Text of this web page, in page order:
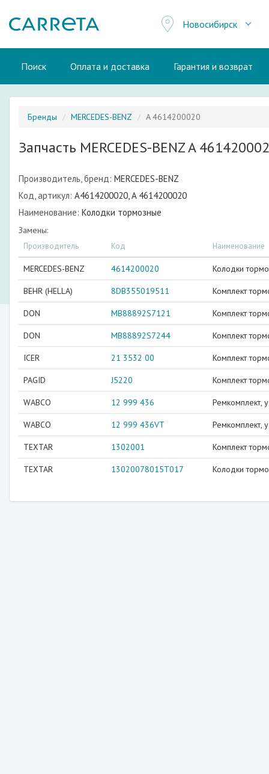
Новосибирск
Поиск Оплата и доставка Гарантия и возврат
Бренды MERCEDES-BENZ A 4614200020
Запчасть MERCEDES-BENZ A
Производитель, бренд: MERCEDES-BENZ
Код, артикул: A4614200020, A 4614200020
Наименование: Колодки тормозные
Замены:
Производитель Код Наименование
MERCEDES-BENZ 4614200020 Колодки
BEHR (HELLA) 8DB355019511 Комплект
DON MB88892S7121 Комплект
DON MB88892S7244 Комплект
ICER 21 3532 00 Комплект
PAGID J5220 Комплект
WABCO 12 999 436 Ремкомплект,
WABCO 12 999 436VT Ремкомплект,
TEXTAR 1302001 Комплект
TEXTAR 13020078015T017 Колодки